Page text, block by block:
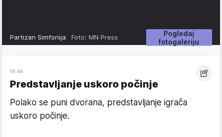
Pogledaj
fotogaleriju
Partizan Simfonija Foto: MN Press
19:46
Predstavljanje uskoro počinje
Polako se puni dvorana, predstavljanje igrača
uskoro počinje.